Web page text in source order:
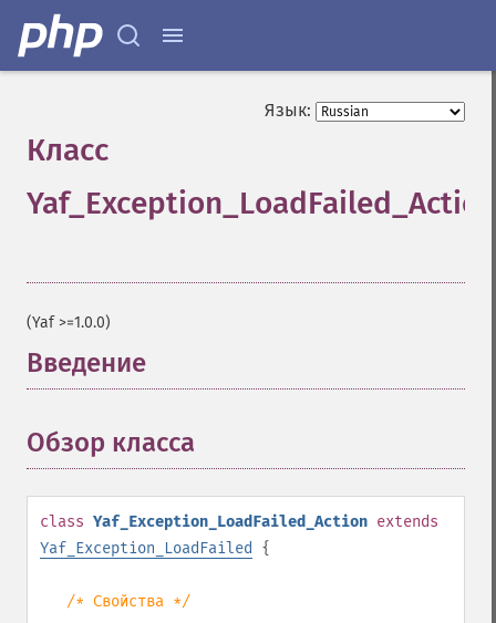
Язык:
Класс
Yaf_Exception_LoadFailed_Action
(Yaf >=1.0.0)
Введение
Обзор класса
class Yaf_Exception_LoadFailed_Action extends
Yaf_Exception_LoadFailed
{
/* Свойства */